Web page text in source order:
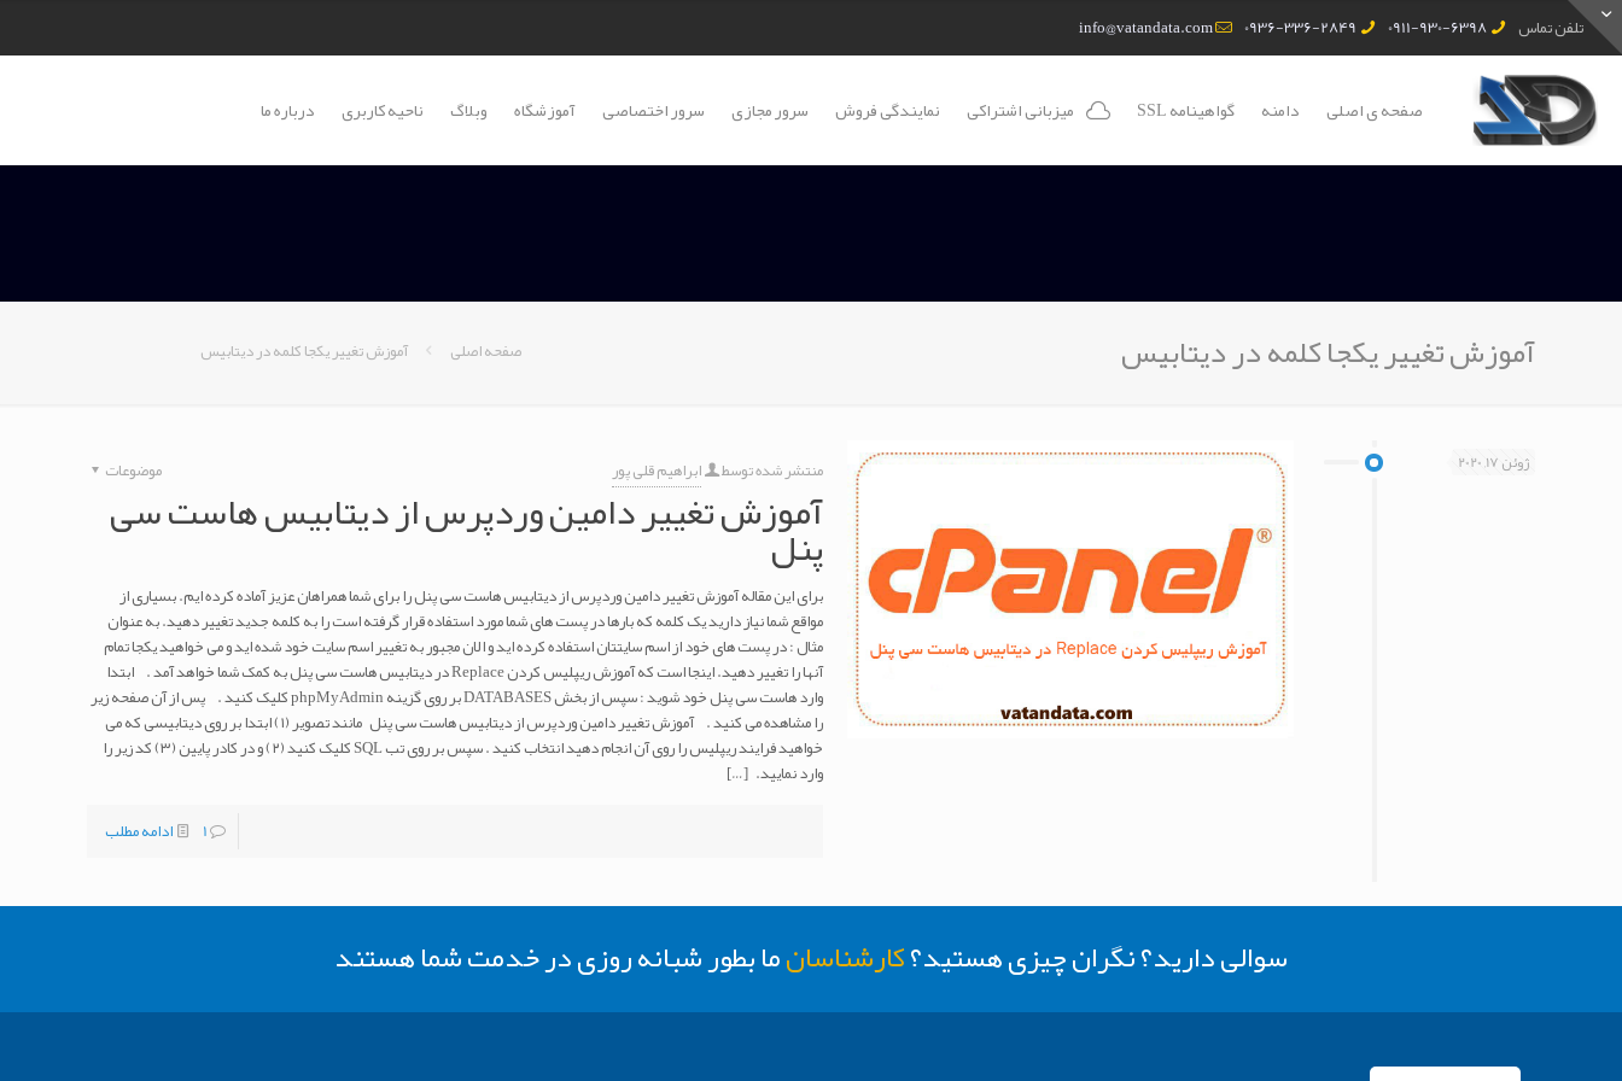
تلفن تماس 0911-930-6398
0936-336-2849
info@vatandata.com
صفحه ی اصلی دامنه گواهینامه SSL میزبانی اشتراکی نمایندگی فروش سرور مجازی سرور اختصاصی آموزشگاه وبلاگ ناحیه کاربری درباره ما
آموزش تغییر یکجا کلمه در دیتابیس صفحه اصلی آموزش تغییر یکجا کلمه در دیتابیس
ژوئن 17, 2020 منتشر شده توسط ابراهیم قلی پور موضوعات
آموزش تغییر دامین وردپرس از دیتابیس هاست سی
پنل
برای این مقاله آموزش تغییر دامین وردپرس از دیتابیس هاست سی پنل را برای شما همراهان عزیز آماده کرده ایم. بسیاری از
مواقع شما نیاز دارید یک کلمه که بارها در پست های شما مورد استفاده قرار گرفته است را به کلمه جدید تغییر دهید. به عنوان
مثال : در پست های خود از اسم سایتتان استفاده کرده اید و الان مجبور به تغییر اسم سایت خود شده اید و می خواهید یکجا تمام
آنها را تغییر دهید. اینجا است که آموزش ریپلیس کردن Replace در دیتابیس هاست سی پنل به کمک شما خواهد آمد . ابتدا
وارد هاست سی پنل خود شوید : سپس از بخش DATABASES بر روی گزینه phpMyAdmin کلیک کنید . پس از آن صفحه زیر
را مشاهده می کنید . آموزش تغییر دامین وردپرس از دیتابیس هاست سی پنل مانند تصویر (۱) ابتدا بر روی دیتابیسی که می
خواهید فرایند ریپلیس را روی آن انجام دهید انتخاب کنید . سپس بر روی تب SQL کلیک کنید (۲) و در کادر پایین (۳) کد زیر را
وارد نمایید. […]
1
ادامه مطلب
سوالی دارید؟ نگران چیزی هستید؟کارشناسانما بطور شبانه روزی در خدمت شما هستند